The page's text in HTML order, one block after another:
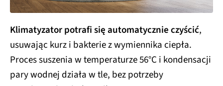
Klimatyzator potrafi się automatycznie czyścić,
usuwając kurz i bakterie z wymiennika ciepła.
Proces suszenia w temperaturze 56°C i kondensacji
pary wodnej działa w tle, bez potrzeby